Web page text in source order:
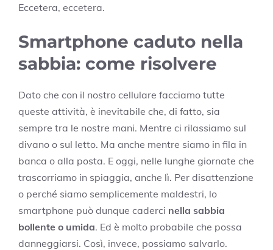
Eccetera, eccetera.
Smartphone caduto nella
sabbia: come risolvere
Dato che con il nostro cellulare facciamo tutte
queste attività, è inevitabile che, di fatto, sia
sempre tra le nostre mani. Mentre ci rilassiamo sul
divano o sul letto. Ma anche mentre siamo in fila in
banca o alla posta. E oggi, nelle lunghe giornate che
trascorriamo in spiaggia, anche lì. Per disattenzione
o perché siamo semplicemente maldestri, lo
smartphone può dunque caderci nella sabbia
bollente o umida. Ed è molto probabile che possa
danneggiarsi. Così, invece, possiamo salvarlo.